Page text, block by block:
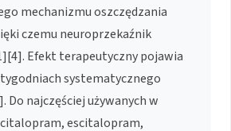
mechanizmu oszczędzania
czemu neuroprzekaźnik
Efekt terapeutyczny pojawia
tygodniach systematycznego
Do najczęściej używanych w
escitalopram,